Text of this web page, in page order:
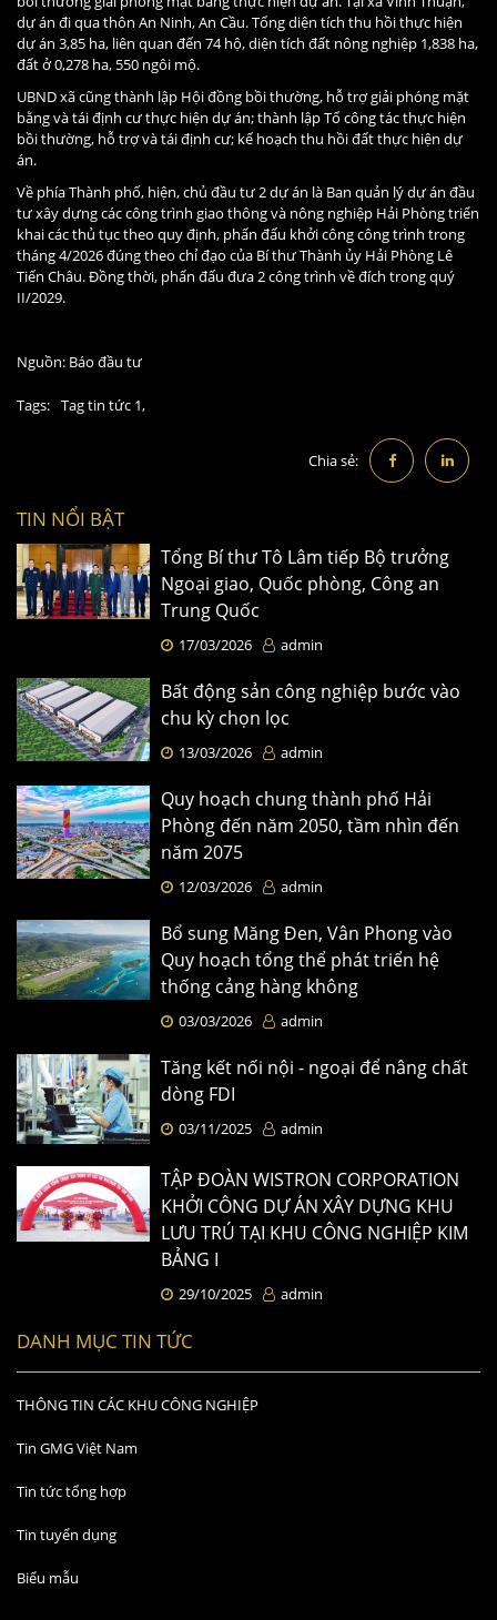
dự án đi qua thôn An Ninh, An Cầu. Tổng diện tích thu hồi thực hiện
dự án 3,85 ha, liên quan đến 74 hộ, diện tích đất nông nghiệp 1,838 ha,
đất ở 0,278 ha, 550 ngôi mộ.
UBND xã cũng thành lập Hội đồng bồi thường, hỗ trợ giải phóng mặt
bằng và tái định cư thực hiện dự án; thành lập Tổ công tác thực hiện
bồi thường, hỗ trợ và tái định cư; kế hoạch thu hồi đất thực hiện dự
án.
Về phía Thành phố, hiện, chủ đầu tư 2 dự án là Ban quản lý dự án đầu
tư xây dựng các công trình giao thông và nông nghiệp Hải Phòng triển
khai các thủ tục theo quy định, phấn đấu khởi công công trình trong
tháng 4/2026 đúng theo chỉ đạo của Bí thư Thành ủy Hải Phòng Lê
Tiến Châu. Đồng thời, phấn đấu đưa 2 công trình về đích trong quý
II/2029.
Nguồn: Báo đầu tư
Tags: Tag tin tức 1,
Chia sẻ:
TIN NỔI BẬT
Tổng Bí thư Tô Lâm tiếp Bộ trưởng
Ngoại giao, Quốc phòng, Công an
Trung Quốc
17/03/2026 admin
Bất động sản công nghiệp bước vào
chu kỳ chọn lọc
13/03/2026 admin
Quy hoạch chung thành phố Hải
Phòng đến năm 2050, tầm nhìn đến
năm 2075
12/03/2026 admin
Bổ sung Măng Đen, Vân Phong vào
Quy hoạch tổng thể phát triển hệ
thống cảng hàng không
03/03/2026 admin
Tăng kết nối nội - ngoại để nâng chất
dòng FDI
03/11/2025 admin
TẬP ĐOÀN WISTRON CORPORATION
KHỞI CÔNG DỰ ÁN XÂY DỰNG KHU
LƯU TRÚ TẠI KHU CÔNG NGHIỆP KIM
BẢNG I
29/10/2025 admin
DANH MỤC TIN TỨC
THÔNG TIN CÁC KHU CÔNG NGHIỆP
Tin GMG Việt Nam
Tin tức tổng hợp
Tin tuyển dụng
Biểu mẫu